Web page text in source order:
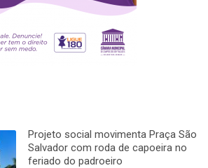
Projeto social movimenta Praça São
Salvador com roda de capoeira no
feriado do padroeiro